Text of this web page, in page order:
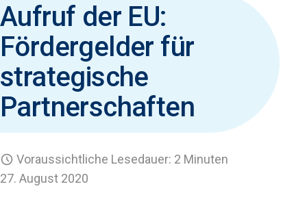
Aufruf der EU:
Fördergelder für
strategische
Partnerschaften
Voraussichtliche Lesedauer: 2 Minuten
27. August 2020